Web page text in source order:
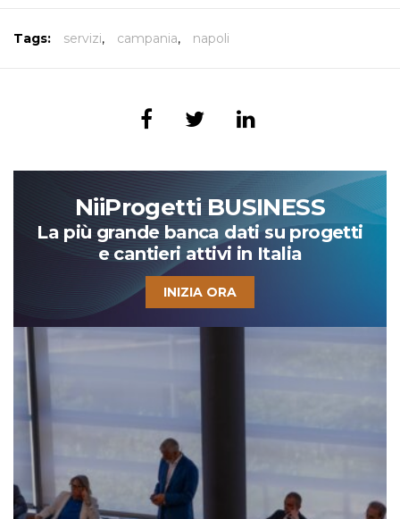
Tags: servizi, campania, napoli
NiiProgetti BUSINESS
La più grande banca dati su progetti
e cantieri attivi in Italia
INIZIA ORA